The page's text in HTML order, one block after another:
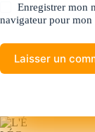
Enregistrer mon
navigateur pour
Laisser un